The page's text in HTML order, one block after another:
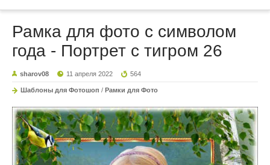
Рамка для фото с символом
года - Портрет с тигром 26
sharov08 11 апреля 2022 564
Шаблоны для Фотошоп / Рамки для Фото